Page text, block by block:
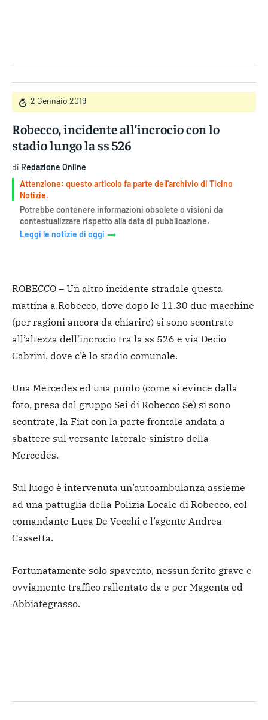
2 Gennaio 2019
Robecco, incidente all’incrocio con lo
stadio lungo la ss 526
di Redazione Online
Attenzione: questo articolo fa parte dell'archivio di Ticino
Notizie.
Potrebbe contenere informazioni obsolete o visioni da
contestualizzare rispetto alla data di pubblicazione.
Leggi le notizie di oggi
ROBECCO – Un altro incidente stradale questa
mattina a Robecco, dove dopo le 11.30 due macchine
(per ragioni ancora da chiarire) si sono scontrate
all’altezza dell’incrocio tra la ss 526 e via Decio
Cabrini, dove c’è lo stadio comunale.
Una Mercedes ed una punto (come si evince dalla
foto, presa dal gruppo Sei di Robecco Se) si sono
scontrate, la Fiat con la parte frontale andata a
sbattere sul versante laterale sinistro della
Mercedes.
Sul luogo è intervenuta un’autoambulanza assieme
ad una pattuglia della Polizia Locale di Robecco, col
comandante Luca De Vecchi e l’agente Andrea
Cassetta.
Fortunatamente solo spavento, nessun ferito grave e
ovviamente traffico rallentato da e per Magenta ed
Abbiategrasso.